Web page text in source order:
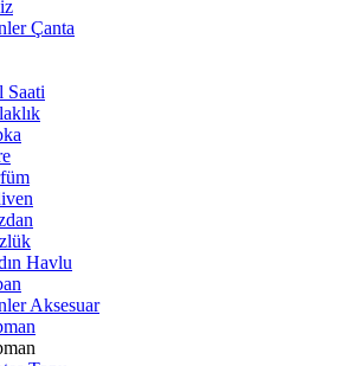
Çanta
Saati
Havlu
Aksesuar